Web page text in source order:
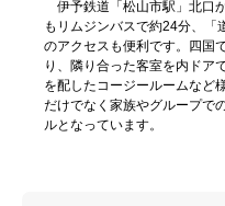
伊予鉄道「松山市駅」北口
もリムジンバスで約24分、「
のアクセスも便利です。四国
り、隣り合った客室を内ドア
を配したコージールームなど
だけでなく家族やグループで
ルとなっています。